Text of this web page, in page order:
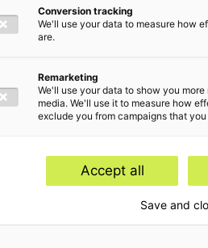
kost tijd, vergt kennis
Conversion tracking
We'll use your data to measure how
are.
Remarketing
We'll use your data to show you
media. We'll use it to measure how
exclude you from campaigns that
Accept all
Save and